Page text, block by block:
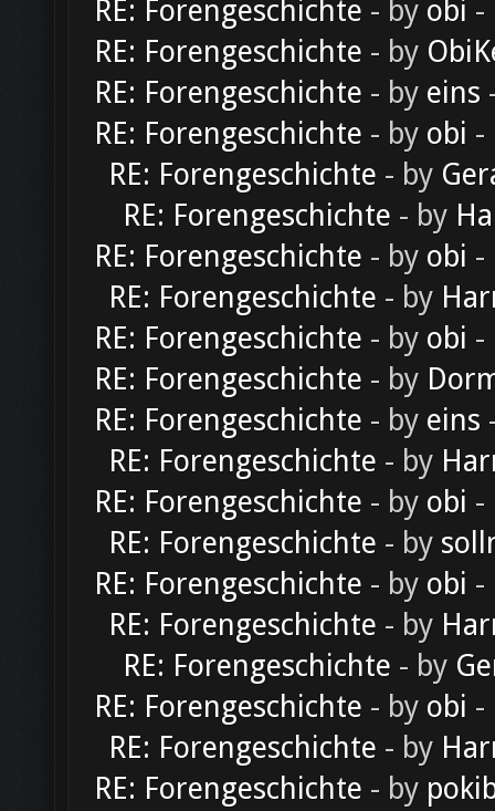
RE: Forengeschichte - by obi -
RE: Forengeschichte - by
RE: Forengeschichte - by eins
RE: Forengeschichte - by obi -
RE: Forengeschichte - by
RE: Forengeschichte - by
RE: Forengeschichte - by obi -
RE: Forengeschichte - by
RE: Forengeschichte - by obi -
RE: Forengeschichte - by
RE: Forengeschichte - by eins
RE: Forengeschichte - by
RE: Forengeschichte - by obi -
RE: Forengeschichte - by
RE: Forengeschichte - by obi -
RE: Forengeschichte - by
RE: Forengeschichte - by
RE: Forengeschichte - by obi -
RE: Forengeschichte - by
RE: Forengeschichte - by